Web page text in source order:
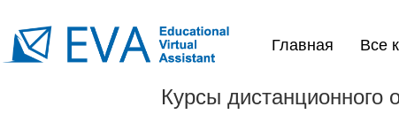
Главная Все
Курсы дистанционного